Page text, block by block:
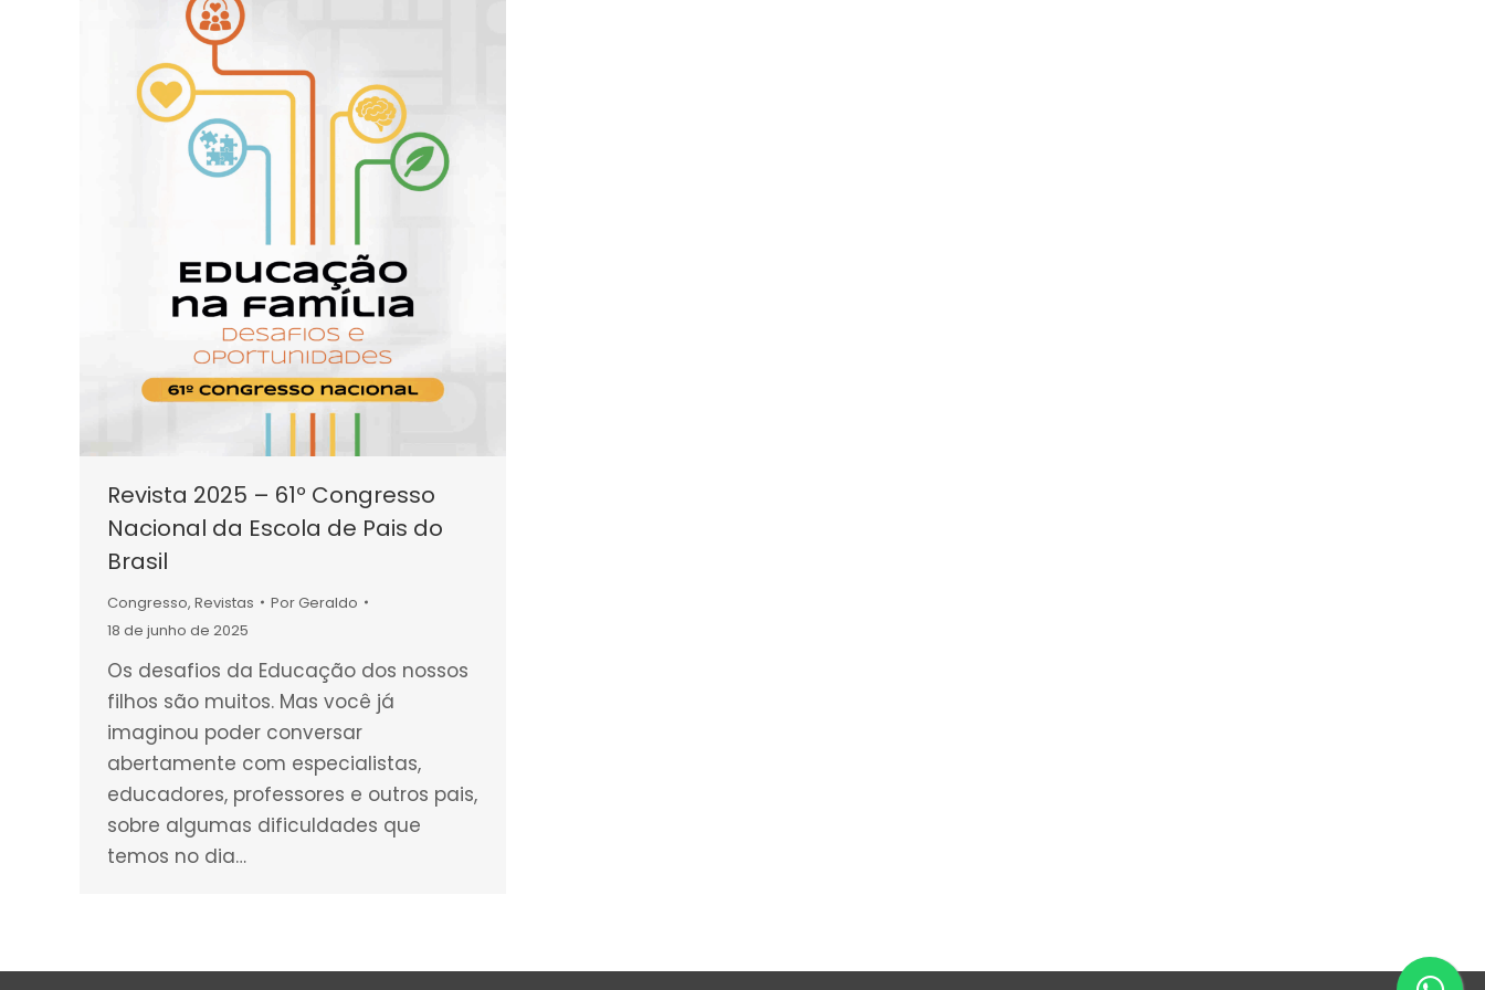
Revista 2025 – 61º Congresso
Nacional da Escola de Pais do
Brasil
Congresso, Revistas PorGeraldo
18 de junho de 2025
Os desafios da Educação dos nossos
filhos são muitos. Mas você já
imaginou poder conversar
abertamente com especialistas,
educadores, professores e outros pais,
sobre algumas dificuldades que
temos no dia…